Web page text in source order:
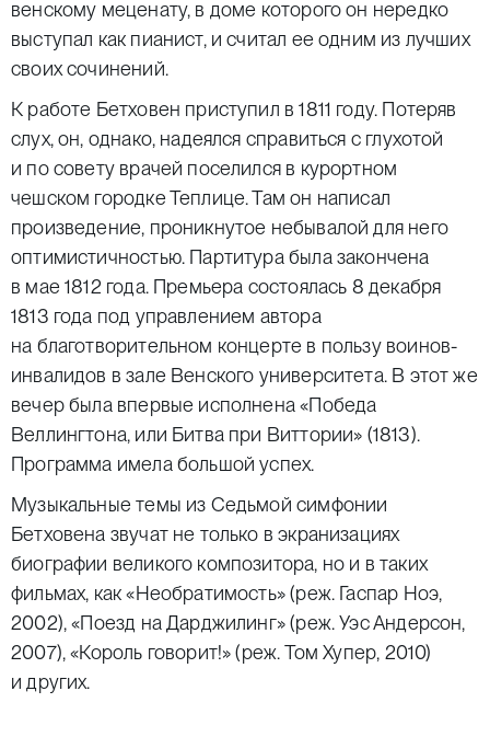
венскому меценату, в доме которого он нередко
выступал как пианист, и считал ее одним из лучших
своих сочинений.
К работе Бетховен приступил в 1811 году. Потеряв
слух, он, однако, надеялся справиться с глухотой
и по совету врачей поселился в курортном
чешском городке Теплице. Там он написал
произведение, проникнутое небывалой для него
оптимистичностью. Партитура была закончена
в мае 1812 года. Премьера состоялась 8 декабря
1813 года под управлением автора
на благотворительном концерте в пользу воинов-
инвалидов в зале Венского университета. В этот же
вечер была впервые исполнена «Победа
Веллингтона, или Битва при Виттории» (1813).
Программа имела большой успех.
Музыкальные темы из Седьмой симфонии
Бетховена звучат не только в экранизациях
биографии великого композитора, но и в таких
фильмах, как «Необратимость» (реж. Гаспар Ноэ,
2002), «Поезд на Дарджилинг» (реж. Уэс Андерсон,
2007), «Король говорит!» (реж. Том Хупер, 2010)
и других.